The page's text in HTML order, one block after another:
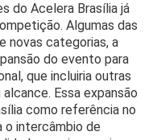
do Acelera Brasília já
Algumas das
novas categorias, a
do evento para
que incluiria outras
Essa expansão
como referência no
o intercâmbio de